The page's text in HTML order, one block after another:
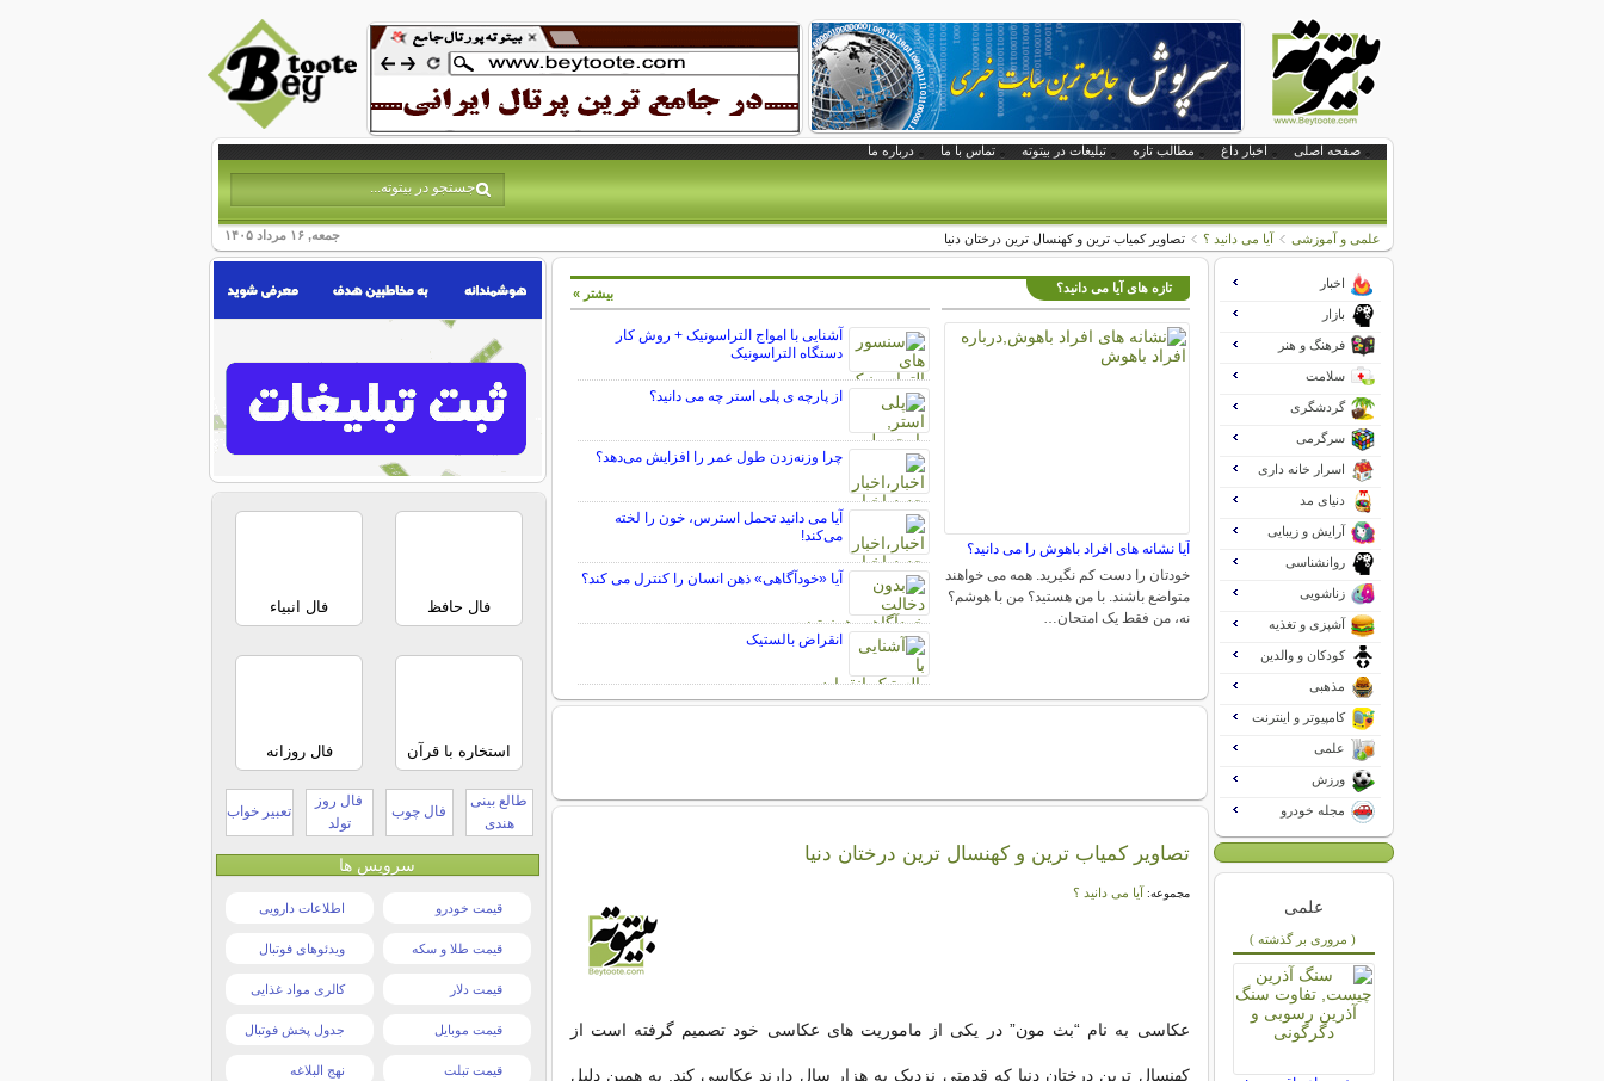
صفحه اصلی اخبار داغ مطالب تازه تبلیغات در بیتوته تماس با ما درباره ما
جمعه, ۱۶ مرداد ۱۴۰۵ علمی و آموزشی آیا می دانید ؟ تصاویر کمیاب ترین و کهنسال ترین درختان دنیا
تازه های آیا می دانید؟
آیا نشانه های افراد باهوش را می دانید؟
خودتان را دست کم نگیرید. همه می خواهند
متواضع باشند. با من هستید؟ من با هوشم؟
نه، من فقط یک امتحان…
آشنایی با امواج التراسونیک + روش کار
دستگاه التراسونیک
از پارچه ی پلی استر چه می دانید؟
چرا وزنه‌زدن طول عمر را افزایش می‌دهد؟
آیا می دانید تحمل استرس، خون را لخته
می‌کند!
آیا «خودآگاهی» ذهن انسان را کنترل می کند؟
انقراض بالستیک
بیشتر »
تصاویر کمیاب ترین و کهنسال ترین درختان دنیا
مجموعه: آیا می دانید ؟
عکاسی به نام “بث مون” در یکی از ماموریت های عکاسی خود تصمیم گرفته است از
کهنسال ترین درختان دنیا که قدمتی نزدیک به هزار سال دارند عکاسی کند. به همین دلیل
اخبار
بازار
فرهنگ و هنر
سلامت
گردشگری
سرگرمی
اسرار خانه داری
دنیای مد
آرایش و زیبایی
روانشناسی
زناشویی
آشپزی و تغذیه
کودکان و والدین
مذهبی
کامپیوتر و اینترنت
علمی
ورزش
مجله خودرو
علمی
( مروری بر گذشته )
فال حافظ فال انبیاء
استخاره با قرآن فال روزانه
طالع بینی
هندی
فال چوب
فال روز
تولد
تعبیر خواب
سرویس ها
قیمت خودرو اطلاعات دارویی
قیمت طلا و سکه ویدئوهای فوتبال
قیمت دلار کالری مواد غذایی
قیمت موبایل جدول پخش فوتبال
قیمت تبلت نهج البلاغه